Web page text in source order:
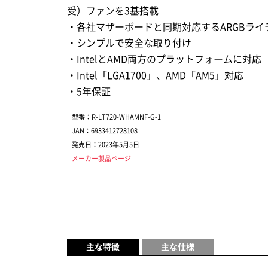
受）ファンを3基搭載
・各社マザーボードと同期対応するARGBライ
・シンプルで安全な取り付け
・IntelとAMD両方のプラットフォームに対応
・Intel「LGA1700」、AMD「AM5」対応
・5年保証
型番：R-LT720-WHAMNF-G-1
JAN：6933412728108
発売日：2023年5月5日
メーカー製品ページ
主な特徴 主な仕様